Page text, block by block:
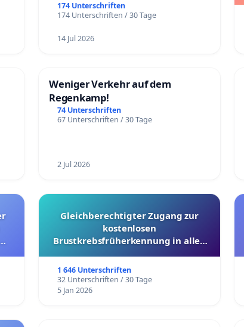
174 Unterschriften
174 Unterschriften / 30 Tage
14 Jul 2026
Weniger Verkehr auf dem
Regenkamp!
74 Unterschriften
67 Unterschriften / 30 Tage
2 Jul 2026
Gleichberechtigter Zugang zur
kostenlosen
Brustkrebsfrüherkennung in allen
1 646 Unterschriften
32 Unterschriften / 30 Tage
5 Jan 2026